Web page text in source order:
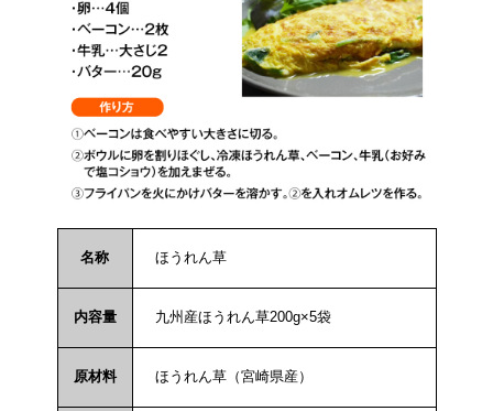
名称 ほうれん草
内容量 九州産ほうれん草200g×5袋
原材料 ほうれん草（宮崎県産）